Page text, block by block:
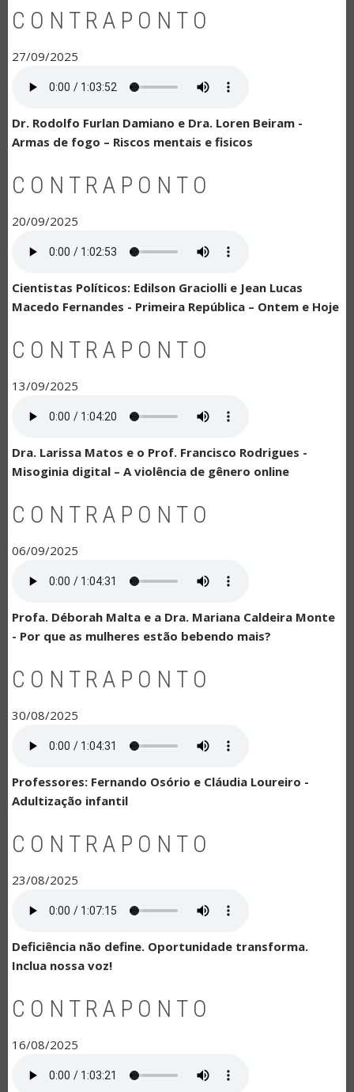
CONTRAPONTO
27/09/2025
Dr. Rodolfo Furlan Damiano e Dra. Loren Beiram -
Armas de fogo – Riscos mentais e fisicos
CONTRAPONTO
20/09/2025
Cientistas Políticos: Edilson Graciolli e Jean Lucas
Macedo Fernandes - Primeira República – Ontem e Hoje
CONTRAPONTO
13/09/2025
Dra. Larissa Matos e o Prof. Francisco Rodrigues -
Misoginia digital – A violência de gênero online
CONTRAPONTO
06/09/2025
Profa. Déborah Malta e a Dra. Mariana Caldeira Monte
- Por que as mulheres estão bebendo mais?
CONTRAPONTO
30/08/2025
Professores: Fernando Osório e Cláudia Loureiro -
Adultização infantil
CONTRAPONTO
23/08/2025
Deficiência não define. Oportunidade transforma.
Inclua nossa voz!
CONTRAPONTO
16/08/2025